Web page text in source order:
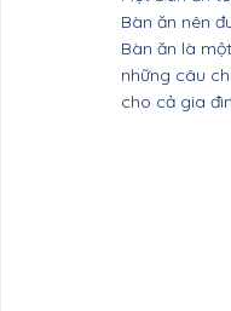
Nội thất Cần Thơ
Bàn ăn nên
Bàn ăn là
những câu
cho cả gia